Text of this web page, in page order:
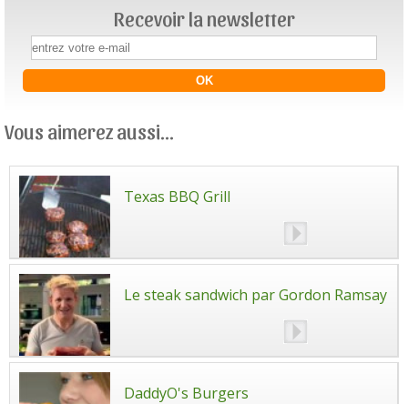
Recevoir la newsletter
Vous aimerez aussi...
Texas BBQ Grill
Le steak sandwich par Gordon Ramsay
DaddyO's Burgers